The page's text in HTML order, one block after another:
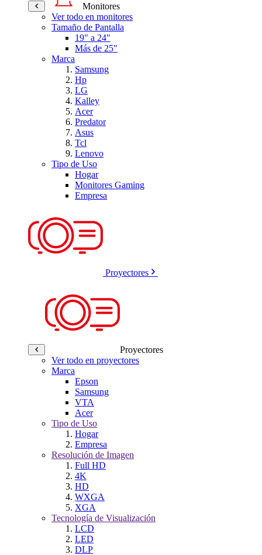
Monitores
Ver todo en monitores
Tamaño de Pantalla
19" a 24"
Más de 25"
Marca
Samsung
Hp
LG
Kalley
Acer
Predator
Asus
Tcl
Lenovo
Tipo de Uso
Hogar
Monitores Gaming
Empresa
Proyectores
Proyectores
Ver todo en proyectores
Marca
Epson
Samsung
VTA
Acer
Tipo de Uso
Hogar
Empresa
Resolución de Imagen
Full HD
4K
HD
WXGA
XGA
Tecnología de Visualización
LCD
LED
DLP